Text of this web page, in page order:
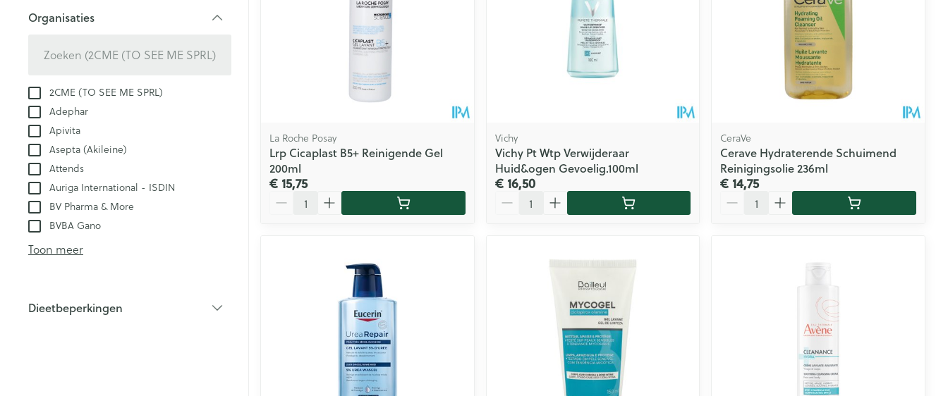
Organisaties
2CME (TO SEE ME SPRL)
Adephar
Apivita
Asepta (Akileine)
Attends
Auriga International - ISDIN
BV Pharma & More
BVBA Gano
Toon meer
Dieetbeperkingen
La Roche Posay
Lrp Cicaplast B5+ Reinigende Gel
200ml
€ 15,75
Vichy
Vichy Pt Wtp Verwijderaar
Huid&ogen Gevoelig.100ml
€ 16,50
CeraVe
Cerave Hydraterende Schuimend
Reinigingsolie 236ml
€ 14,75